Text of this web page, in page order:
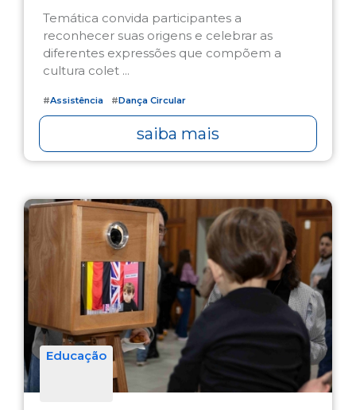
Temática convida participantes a
reconhecer suas origens e celebrar as
diferentes expressões que compõem a
cultura colet ...
#Assistência #Dança Circular
saiba mais
Educação